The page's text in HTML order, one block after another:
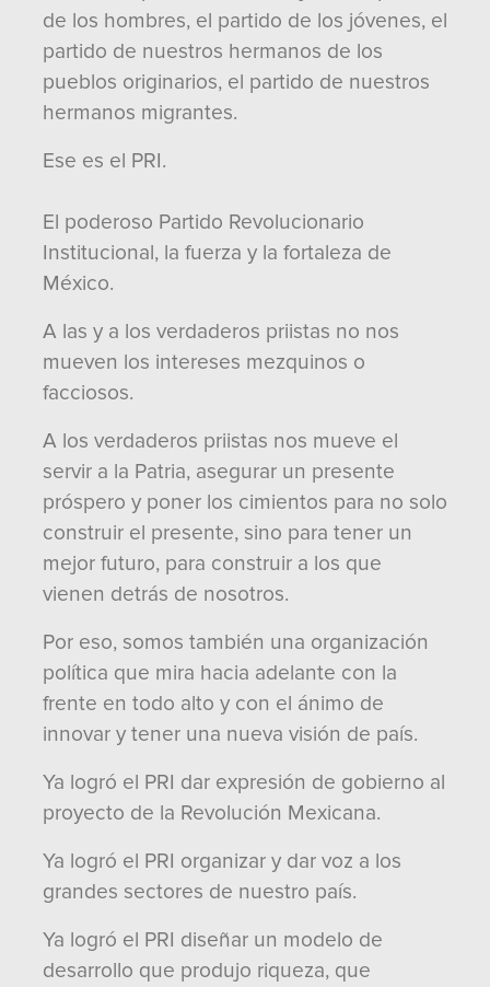
de los hombres, el partido de los jóvenes, el
partido de nuestros hermanos de los
pueblos originarios, el partido de nuestros
hermanos migrantes.
Ese es el PRI.
El poderoso Partido Revolucionario
Institucional, la fuerza y la fortaleza de
México.
A las y a los verdaderos priistas no nos
mueven los intereses mezquinos o
facciosos.
A los verdaderos priistas nos mueve el
servir a la Patria, asegurar un presente
próspero y poner los cimientos para no solo
construir el presente, sino para tener un
mejor futuro, para construir a los que
vienen detrás de nosotros.
Por eso, somos también una organización
política que mira hacia adelante con la
frente en todo alto y con el ánimo de
innovar y tener una nueva visión de país.
Ya logró el PRI dar expresión de gobierno al
proyecto de la Revolución Mexicana.
Ya logró el PRI organizar y dar voz a los
grandes sectores de nuestro país.
Ya logró el PRI diseñar un modelo de
desarrollo que produjo riqueza, que